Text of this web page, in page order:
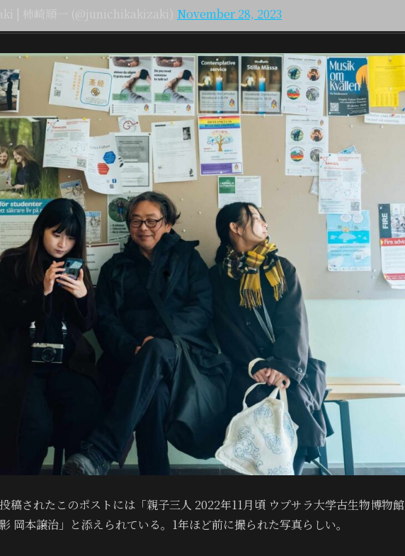
| 柿崎順一 (@junichikakizaki) November 28, 2023
稿されたこのポストには「親子三人 2022年11月頃 ウプサラ大学古生物博物館
本譲治」と添えられている。1年ほど前に撮られた写真らしい。